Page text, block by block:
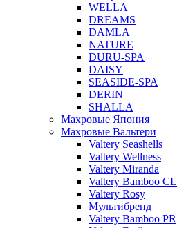
WELLA
DREAMS
DAMLA
NATURE
DURU-SPA
DAISY
SEASIDE-SPA
DERIN
SHALLA
Махровые Япония
Махровые Вальтери
Valtery Seashells
Valtery Wellness
Valtery Miranda
Valtery Bamboo CL
Valtery Rosy
Мультибренд
Valtery Bamboo PR